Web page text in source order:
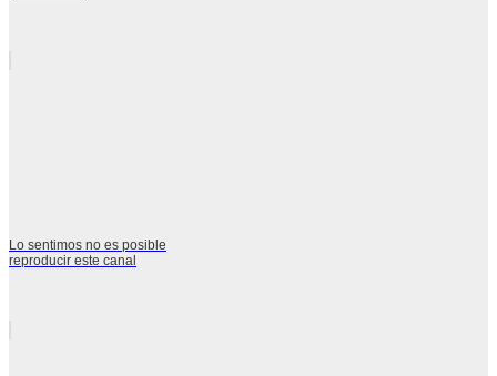
Lo sentimos no es posible
reproducir este canal